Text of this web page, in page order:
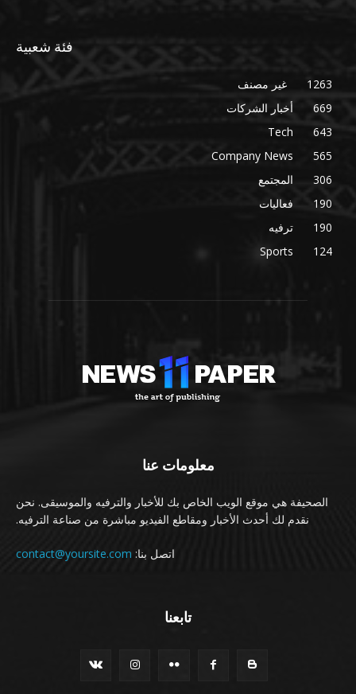
فئة شعبية
غير مصنف
1263
أخبار الشركات
669
Tech
643
Company News
565
المجتمع
306
فعاليات
190
ترفيه
190
Sports
124
معلومات عنا
الصحيفة هي موقع الويب الخاص بك للأخبار والترفيه والموسيقى. نحن
نقدم لك أحدث الأخبار ومقاطع الفيديو مباشرة من صناعة الترفيه.
اتصل بنا: contact@yoursite.com
تابعنا